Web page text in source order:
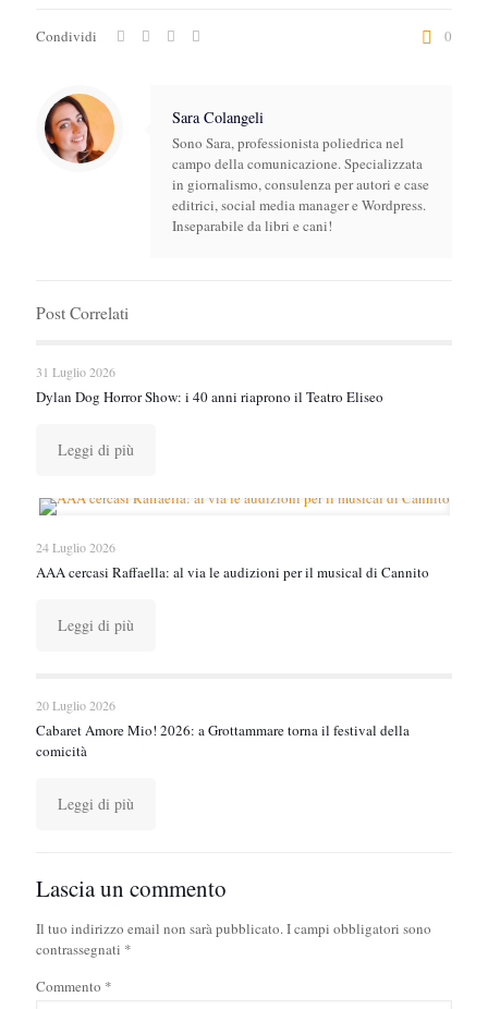
Condividi 0
Sara Colangeli
Sono Sara, professionista poliedrica nel
campo della comunicazione. Specializzata
in giornalismo, consulenza per autori e case
editrici, social media manager e Wordpress.
Inseparabile da libri e cani!
Post Correlati
31 Luglio 2026
Dylan Dog Horror Show: i 40 anni riaprono il Teatro Eliseo
Leggi di più
24 Luglio 2026
AAA cercasi Raffaella: al via le audizioni per il musical di Cannito
Leggi di più
20 Luglio 2026
Cabaret Amore Mio! 2026: a Grottammare torna il festival della
comicità
Leggi di più
Lascia un commento
Il tuo indirizzo email non sarà pubblicato.I campi obbligatori sono
contrassegnati *
Commento *